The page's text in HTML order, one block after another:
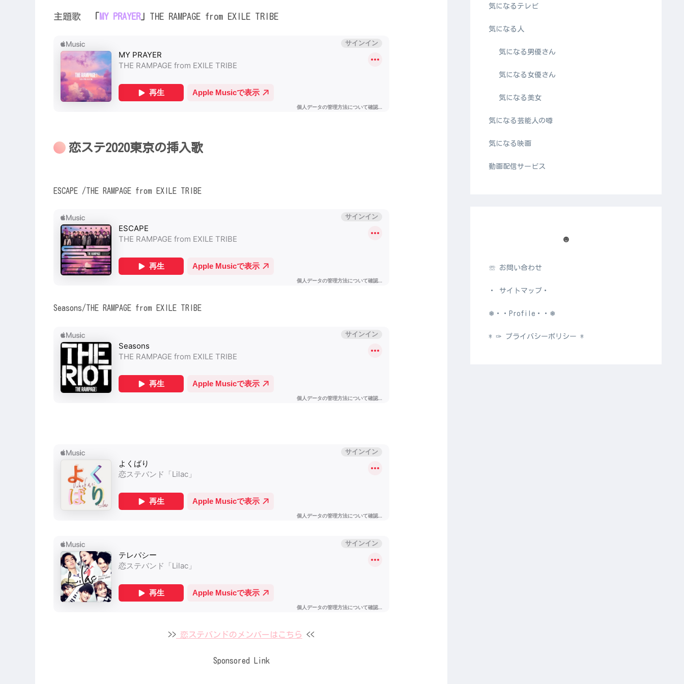
主題歌 「 MY PRAYER」 THE RAMPAGE from EXILE TRIBE
恋ステ2020東京の挿入歌
ESCAPE /THE RAMPAGE from EXILE TRIBE
Seasons/THE RAMPAGE from EXILE TRIBE
>> 恋ステバンドのメンバーはこちら <<
Sponsored Link
気になるテレビ
気になる人
気になる男優さん
気になる女優さん
気になる美女
気になる芸能人の噂
気になる映画
動画配信サービス
☻
☏ お問い合わせ
・ サイトマップ・
❅・・Profile・・❅
* ✑ プライバシーポリシー *